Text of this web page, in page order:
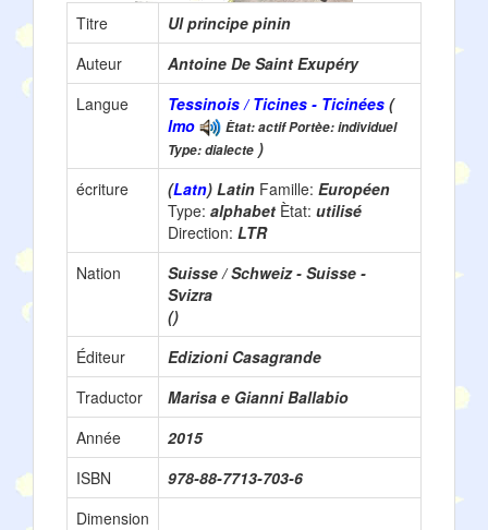
Titre
Ul principe pinin
Auteur
Antoine De Saint Exupéry
Langue
Tessinois / Ticines - Ticinées (
lmo
Ètat: actif Portèe: individuel
Type: dialecte )
écriture
(Latn) Latin Famille: Européen
Type: alphabet Ètat: utilisé
Direction: LTR
Nation
Suisse / Schweiz - Suisse -
Svizra
()
Éditeur
Edizioni Casagrande
Traductor
Marisa e Gianni Ballabio
Année
2015
ISBN
978-88-7713-703-6
Dimension